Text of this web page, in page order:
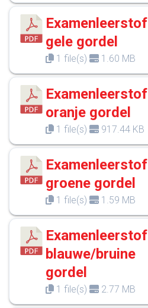
Examenleerstof
gele gordel
1 file(s) 1.60 MB
Examenleerstof
oranje gordel
1 file(s) 917.44 KB
Examenleerstof
groene gordel
1 file(s) 1.59 MB
Examenleerstof
blauwe/bruine
gordel
1 file(s) 2.77 MB